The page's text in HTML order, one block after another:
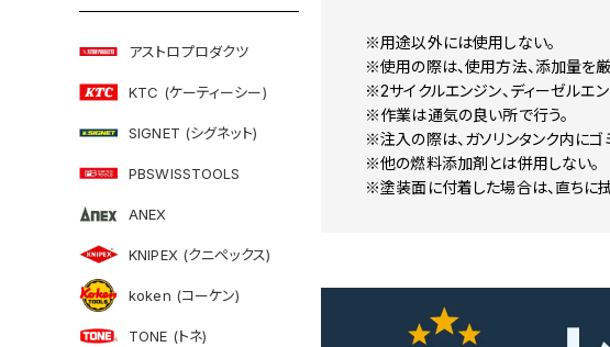
アストロプロダクツ
KTC (ケーティーシー)
SIGNET (シグネット)
PBSWISSTOOLS
ANEX
KNIPEX (クニペックス)
koken (コーケン)
TONE (トネ)
※用途以外には使用しない。
※使用の際は、使用方法、添加量を厳
※2サイクルエンジン、ディーゼルエ
※作業は通気の良い所で行う。
※注入の際は、ガソリンタンク内に
※他の燃料添加剤とは併用しない。
※塗装面に付着した場合は、直ちに拭